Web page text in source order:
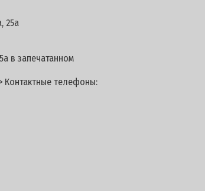
25а
в запечатанном
Контактные телефоны: